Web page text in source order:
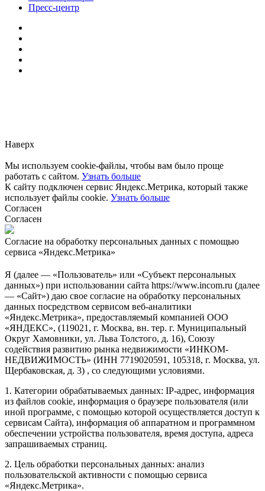
Пресс-центр
Наверх
Мы используем cookie-файлы, чтобы вам было проще
работать с сайтом. Узнать больше
К сайту подключен сервис Яндекс.Метрика, который также
использует файлы cookie. Узнать больше
Согласен
Согласен
Согласие на обработку персональных данных с помощью
сервиса «Яндекс.Метрика»
Я (далее — «Пользователь» или «Субъект персональных
данных») при использовании сайта https://www.incom.ru (далее
— «Сайт») даю свое согласие на обработку персональных
данных посредством сервисом веб-аналитики
«Яндекс.Метрика», предоставляемый компанией ООО
«ЯНДЕКС», (119021, г. Москва, вн. тер. г. Муниципальный
Округ Хамовники, ул. Льва Толстого, д. 16), Союзу
содействия развитию рынка недвижимости «ИНКОМ-
НЕДВИЖИМОСТЬ» (ИНН 7719020591, 105318, г. Москва, ул.
Щербаковская, д. 3) , со следующими условиями.
1. Категории обрабатываемых данных: IP-адрес, информация
из файлов cookie, информация о браузере пользователя (или
иной программе, с помощью которой осуществляется доступ к
сервисам Сайта), информация об аппаратном и программном
обеспечении устройства пользователя, время доступа, адреса
запрашиваемых страниц.
2. Цель обработки персональных данных: анализ
пользовательской активности с помощью сервиса
«Яндекс.Метрика».